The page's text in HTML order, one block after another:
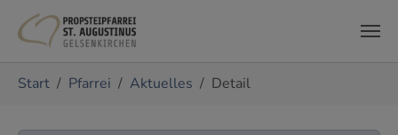
Start Pfarrei Aktuelles Detail